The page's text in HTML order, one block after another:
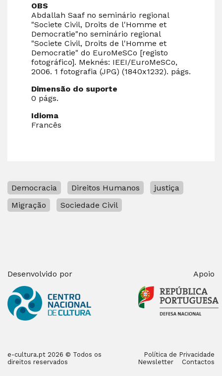
OBS
Abdallah Saaf no seminário regional
"Societe Civil, Droits de l'Homme et
Democratie"no seminário regional
"Societe Civil, Droits de l'Homme et
Democratie" do EuroMeSCo [registo
fotográfico]. Meknés: IEEI/EuroMeSCo,
2006. 1 fotografia (JPG) (1840x1232). págs.
Dimensão do suporte
0 págs.
Idioma
Francês
Democracia Direitos Humanos
justiça
Migração
Sociedade Civil
Desenvolvido por Apoio
e-cultura.pt 2026 © Todos os
direitos reservados
Política de Privacidade
Newsletter
Contactos